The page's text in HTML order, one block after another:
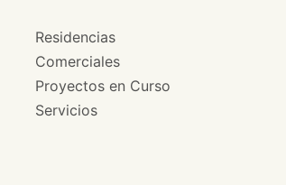
Residencias
Comerciales
Proyectos en Curso
Servicios